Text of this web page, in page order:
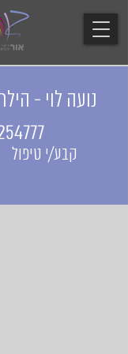
נועה לוי -
קבע/י טיפול